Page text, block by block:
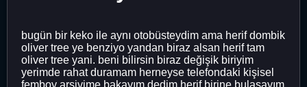
bugün bir keko ile aynı otobüsteydim ama herif dombik
oliver tree ye benziyo yandan biraz alsan herif tam
oliver tree yani. beni bilirsin biraz değişik biriyim
yerimde rahat duramam herneyse telefondaki kişisel
femboy arşivime bakayım dedim herif birine bulaşayım